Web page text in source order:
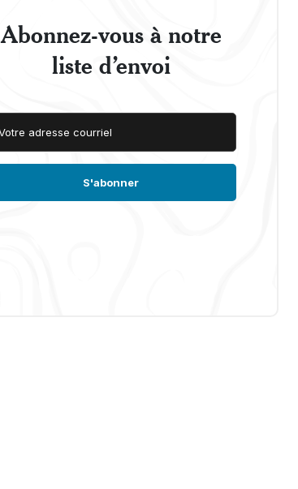
Abonnez-vous à notre
liste d’envoi